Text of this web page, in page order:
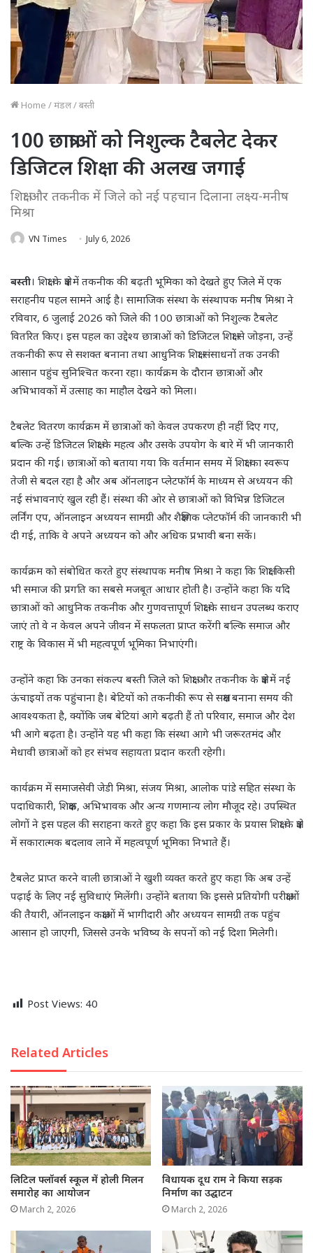
Home /मंडल/बस्ती
100 छात्राओं को निशुल्क टैबलेट देकर
डिजिटल शिक्षा की अलख जगाई
शिक्षा और तकनीक में जिले को नई पहचान दिलाना लक्ष्य-मनीष
मिश्रा
VN Times July 6, 2026
बस्ती। शिक्षा के क्षेत्र में तकनीक की बढ़ती भूमिका को देखते हुए जिले में एक
सराहनीय पहल सामने आई है। सामाजिक संस्था के संस्थापक मनीष मिश्रा ने
रविवार, 6 जुलाई 2026 को जिले की 100 छात्राओं को निशुल्क टैबलेट
वितरित किए। इस पहल का उद्देश्य छात्राओं को डिजिटल शिक्षा से जोड़ना, उन्हें
तकनीकी रूप से सशक्त बनाना तथा आधुनिक शिक्षा संसाधनों तक उनकी
आसान पहुंच सुनिश्चित करना रहा। कार्यक्रम के दौरान छात्राओं और
अभिभावकों में उत्साह का माहौल देखने को मिला।
टैबलेट वितरण कार्यक्रम में छात्राओं को केवल उपकरण ही नहीं दिए गए,
बल्कि उन्हें डिजिटल शिक्षा के महत्व और उसके उपयोग के बारे में भी जानकारी
प्रदान की गई। छात्राओं को बताया गया कि वर्तमान समय में शिक्षा का स्वरूप
तेजी से बदल रहा है और अब ऑनलाइन प्लेटफॉर्म के माध्यम से अध्ययन की
नई संभावनाएं खुल रही हैं। संस्था की ओर से छात्राओं को विभिन्न डिजिटल
लर्निंग एप, ऑनलाइन अध्ययन सामग्री और शैक्षणिक प्लेटफॉर्म की जानकारी भी
दी गई, ताकि वे अपने अध्ययन को और अधिक प्रभावी बना सकें।
कार्यक्रम को संबोधित करते हुए संस्थापक मनीष मिश्रा ने कहा कि शिक्षा किसी
भी समाज की प्रगति का सबसे मजबूत आधार होती है। उन्होंने कहा कि यदि
छात्राओं को आधुनिक तकनीक और गुणवत्तापूर्ण शिक्षा के साधन उपलब्ध कराए
जाएं तो वे न केवल अपने जीवन में सफलता प्राप्त करेंगी बल्कि समाज और
राष्ट्र के विकास में भी महत्वपूर्ण भूमिका निभाएंगी।
उन्होंने कहा कि उनका संकल्प बस्ती जिले को शिक्षा और तकनीक के क्षेत्र में नई
ऊंचाइयों तक पहुंचाना है। बेटियों को तकनीकी रूप से सक्षम बनाना समय की
आवश्यकता है, क्योंकि जब बेटियां आगे बढ़ती हैं तो परिवार, समाज और देश
भी आगे बढ़ता है। उन्होंने यह भी कहा कि संस्था आगे भी जरूरतमंद और
मेधावी छात्राओं को हर संभव सहायता प्रदान करती रहेगी।
कार्यक्रम में समाजसेवी जेडी मिश्रा, संजय मिश्रा, आलोक पांडे सहित संस्था के
पदाधिकारी, शिक्षक, अभिभावक और अन्य गणमान्य लोग मौजूद रहे। उपस्थित
लोगों ने इस पहल की सराहना करते हुए कहा कि इस प्रकार के प्रयास शिक्षा के क्षेत्र
में सकारात्मक बदलाव लाने में महत्वपूर्ण भूमिका निभाते हैं।
टैबलेट प्राप्त करने वाली छात्राओं ने खुशी व्यक्त करते हुए कहा कि अब उन्हें
पढ़ाई के लिए नई सुविधाएं मिलेंगी। उन्होंने बताया कि इससे प्रतियोगी परीक्षाओं
की तैयारी, ऑनलाइन कक्षाओं में भागीदारी और अध्ययन सामग्री तक पहुंच
आसान हो जाएगी, जिससे उनके भविष्य के सपनों को नई दिशा मिलेगी।
Post Views: 40
Related Articles
लिटिल फ्लॉवर्स स्कूल में होली मिलन
समारोह का आयोजन
March 2, 2026
विधायक दूध राम ने किया सड़क
निर्माण का उद्घाटन
March 2, 2026